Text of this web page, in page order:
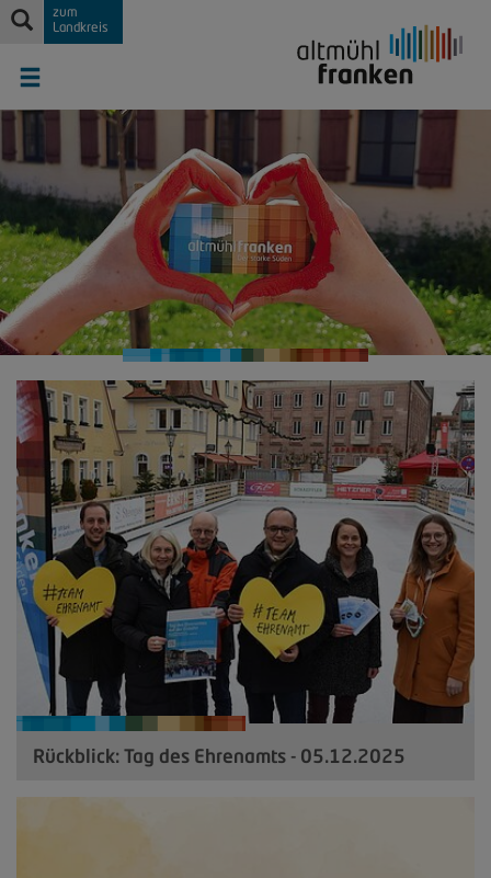
zum
Landkreis
Rückblick: Tag des Ehrenamts - 05.12.2025